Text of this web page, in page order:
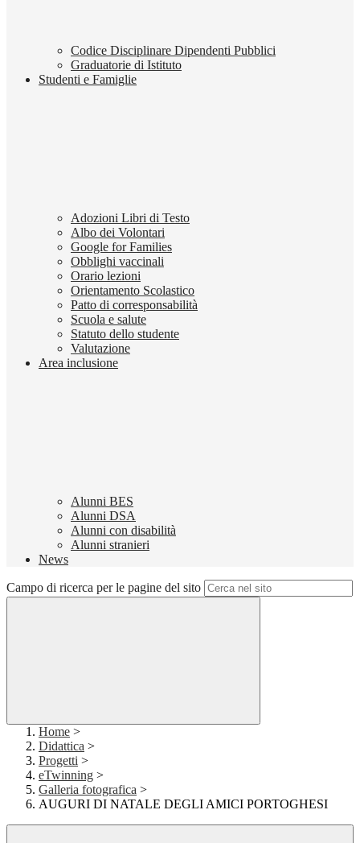
Codice Disciplinare Dipendenti Pubblici
Graduatorie di Istituto
Studenti e Famiglie
Adozioni Libri di Testo
Albo dei Volontari
Google for Families
Obblighi vaccinali
Orario lezioni
Orientamento Scolastico
Patto di corresponsabilità
Scuola e salute
Statuto dello studente
Valutazione
Area inclusione
Alunni BES
Alunni DSA
Alunni con disabilità
Alunni stranieri
News
Campo di ricerca per le pagine del sito
Home >
Didattica >
Progetti >
eTwinning >
Galleria fotografica >
AUGURI DI NATALE DEGLI AMICI PORTOGHESI